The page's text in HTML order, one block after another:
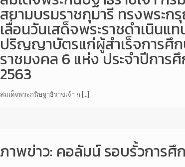
สยามบรมราชกุมารี ทรงพระก
เลื่อนวันเสด็จพระราชดำเนินแ
ปริญญาบัตรแก่ผู้สำเร็จการศึก
ราชมงคล 6 แห่ง ประจำปีการ
2563
สมเด็จพระกนิษฐาธิราชเจ้า ก […]
ภาพข่าว: คอลัมน์ รอบรั้วการ